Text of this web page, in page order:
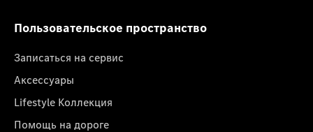
Пользовательское пространство
Записаться на сервис
Аксессуары
Lifestyle Коллекция
Помощь на дороге